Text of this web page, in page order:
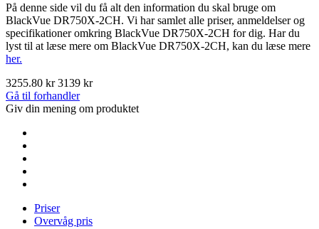
På denne side vil du få alt den information du skal bruge om
BlackVue DR750X-2CH. Vi har samlet alle priser, anmeldelser og
specifikationer omkring BlackVue DR750X-2CH for dig. Har du
lyst til at læse mere om BlackVue DR750X-2CH, kan du læse mere
her.
3255.80 kr 3139 kr
Gå til forhandler
Giv din mening om produktet
Priser
Overvåg pris